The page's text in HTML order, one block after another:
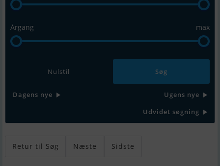
Årgang max
Nulstil
Dagens nye
Ugens nye
Udvidet søgning
Retur til Søg Næste Sidste